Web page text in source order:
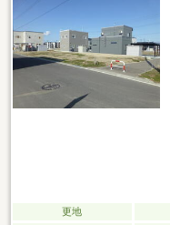
地」バス停まで約400m徒歩
更地